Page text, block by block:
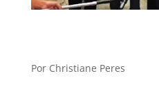
Por Christiane Peres